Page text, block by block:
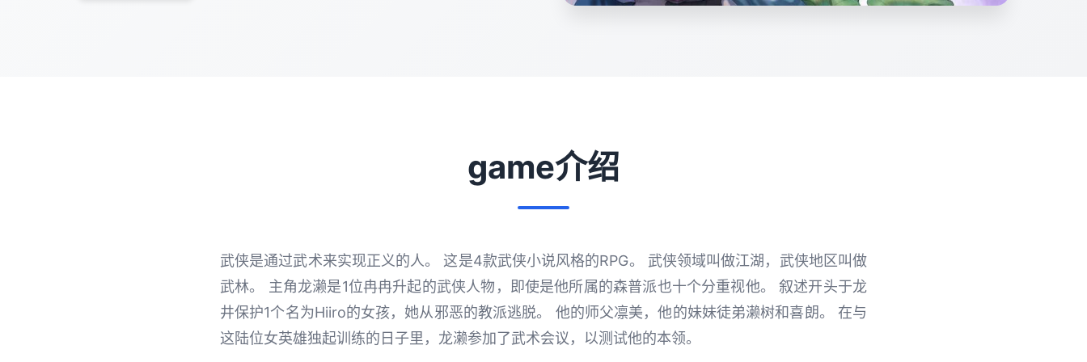
game介绍
武侠是通过武术来实现正义的人。 这是4款武侠小说风格的RPG。 武侠领域叫做江湖，武侠地区叫做
武林。 主角龙濑是1位冉冉升起的武侠人物，即使是他所属的森普派也十个分重视他。 叙述开头于龙
井保护1个名为Hiiro的女孩，她从邪恶的教派逃脱。 他的师父凛美，他的妹妹徒弟濑树和喜朗。 在与
这陆位女英雄独起训练的日子里，龙濑参加了武术会议，以测试他的本领。